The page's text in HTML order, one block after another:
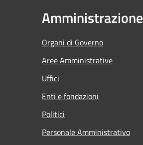
Amministrazione
Organi di Governo
Aree Amministrative
Uffici
Enti e fondazioni
Politici
Personale Amministrativo